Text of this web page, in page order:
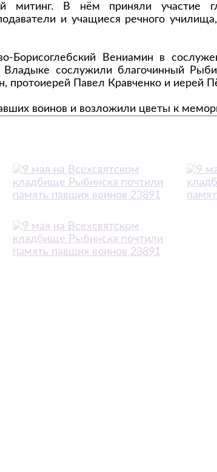
митинг. В нём приняли участие
и учащиеся речного
Борисоглебский Вениамин в
сослужили благочинный
протоиерей Павел Кравченко и иерей
воинов и возложили цветы к